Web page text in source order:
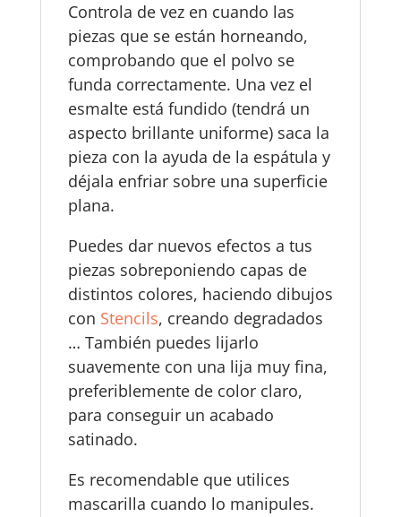
Controla de vez en cuando las
piezas que se están horneando,
comprobando que el polvo se
funda correctamente. Una vez el
esmalte está fundido (tendrá un
aspecto brillante uniforme) saca la
pieza con la ayuda de la espátula y
déjala enfriar sobre una superficie
plana.
Puedes dar nuevos efectos a tus
piezas sobreponiendo capas de
distintos colores, haciendo dibujos
con Stencils, creando degradados
… También puedes lijarlo
suavemente con una lija muy fina,
preferiblemente de color claro,
para conseguir un acabado
satinado.
Es recomendable que utilices
mascarilla cuando lo manipules.